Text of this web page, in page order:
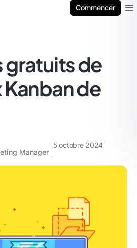
Commencer
gratuits de
de
Manager
5 octobre 2024